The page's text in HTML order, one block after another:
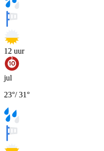
12 uur
jul
23°/31°